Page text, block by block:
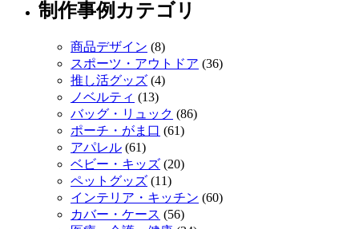
制作事例カテゴリ
商品デザイン (8)
スポーツ・アウトドア (36)
推し活グッズ (4)
ノベルティ (13)
バッグ・リュック (86)
ポーチ・がま口 (61)
アパレル (61)
ベビー・キッズ (20)
ペットグッズ (11)
インテリア・キッチン (60)
カバー・ケース (56)